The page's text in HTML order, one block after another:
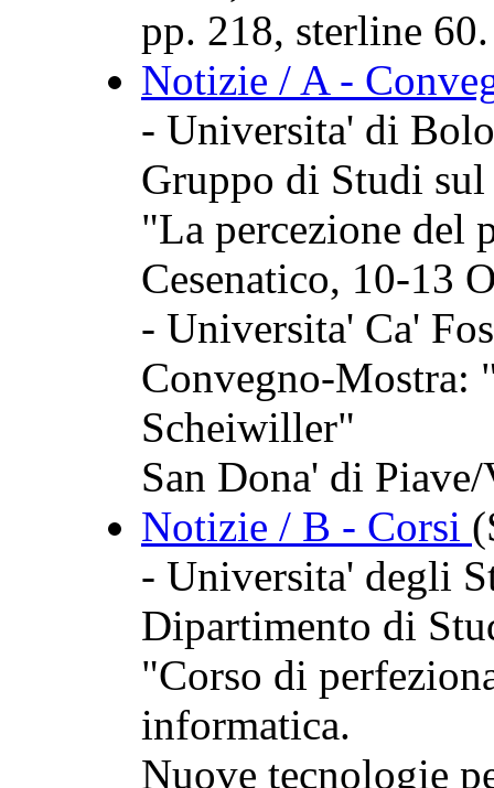
pp. 218, sterline 60.
Notizie / A -
- Universita' di
Gruppo di Studi
"La percezione del
Cesenatico, 10-13
- Universita' Ca'
Convegno-Mostra:
Scheiwiller"
San Dona' di
Notizie / B - Corsi
- Universita' degli
Dipartimento di
"Corso di
informatica.
Nuove tecnologie